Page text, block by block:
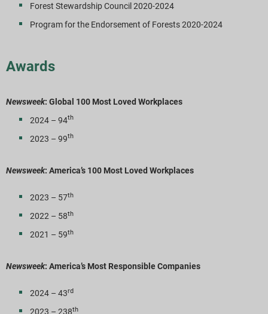
Forest Stewardship Council 2020-2024
Program for the Endorsement of Forests 2020-2024
Awards
Newsweek: Global 100 Most Loved Workplaces
2024 – 94th
2023 – 99th
Newsweek: America’s 100 Most Loved Workplaces
2023 – 57th
2022 – 58th
2021 – 59th
Newsweek: America’s Most Responsible Companies
2024 – 43rd
2023 – 238th